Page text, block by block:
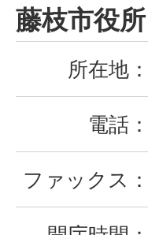
Fujieda
City
藤枝市役所
所在地：
電話：
ファックス：